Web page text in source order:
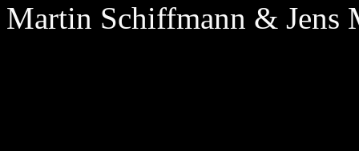
Martin Schiffmann & Jens